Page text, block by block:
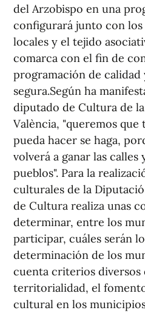
del Arzobispo en una
configurará junto con
locales y el tejido
comarca con el fin de
programación de calidad
segura.Según ha
diputado de Cultura de
València, "queremos que
pueda hacer se haga,
volverá a ganar las calles
pueblos". Para la
culturales de la
de Cultura realiza unas
determinar, entre los
participar, cuáles serán
determinación de los
cuenta criterios diversos
territorialidad, el
cultural en los